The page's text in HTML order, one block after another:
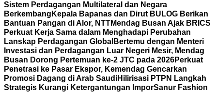
Sistem Perdagangan Multilateral dan Negara
Berkembang Kepala Bapanas dan Dirut BULOG Berikan
Bantuan Pangan di Alor, NTTMendag Busan Ajak BRICS
Perkuat Kerja Sama dalam Menghadapi Perubahan
Lanskap Perdagangan Global Bertemu dengan Menteri
Investasi dan Perdagangan Luar Negeri Mesir, Mendag
Busan Dorong Pertemuan ke-2 JTC pada 2026Perkuat
Penetrasi ke Pasar Ekspor, Kemendag Gencarkan
Promosi Dagang di Arab SaudiHilirisasi PTPN Langkah
Strategis Kurangi Ketergantungan ImporSanur Fashion